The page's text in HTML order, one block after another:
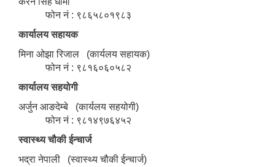
फोन नं : ९८६५८०१९८३
कार्यालय सहायक
मिना ओझा रिजाल (कार्यलय सहायक)
फोन नं : ९८१६०६०५८२
कार्यालय सहयोगी
अर्जुन आङदेम्बे (कार्यलय सहयोगी)
फोन नं : ९८१४९७६४५२
स्वास्थ्य चौकी ईन्चार्ज
भद्रा नेपाली (स्वास्थ्य चौकी ईन्चार्ज)